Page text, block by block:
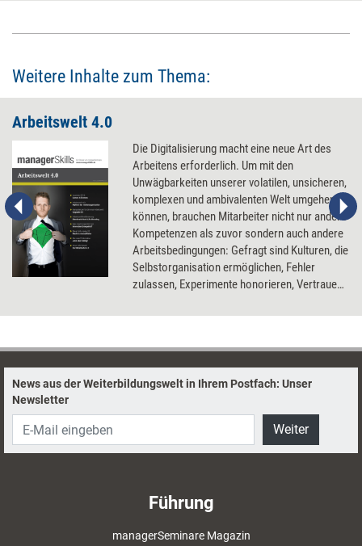
Weitere Inhalte zum Thema:
Arbeitswelt 4.0
Die Digitalisierung macht eine neue Art des
Arbeitens erforderlich. Um mit den
Unwägbarkeiten unserer volatilen, unsicheren,
komplexen und ambivalenten Welt umgehen zu
können, brauchen Mitarbeiter nicht nur andere
Kompetenzen als zuvor sondern auch andere
Arbeitsbedingungen: Gefragt sind Kulturen, die
Selbstorganisation ermöglichen, Fehler
zulassen, Experimente honorieren, Vertrauen
News aus der Weiterbildungswelt in Ihrem Postfach: Unser
Newsletter
Weiter
Führung
managerSeminare Magazin